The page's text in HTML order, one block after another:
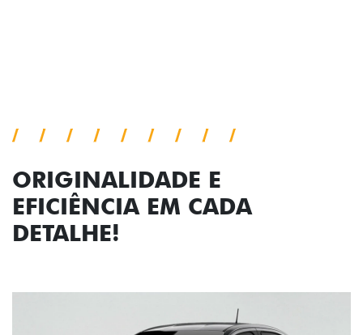
ORIGINALIDADE E
EFICIÊNCIA EM CADA
DETALHE!